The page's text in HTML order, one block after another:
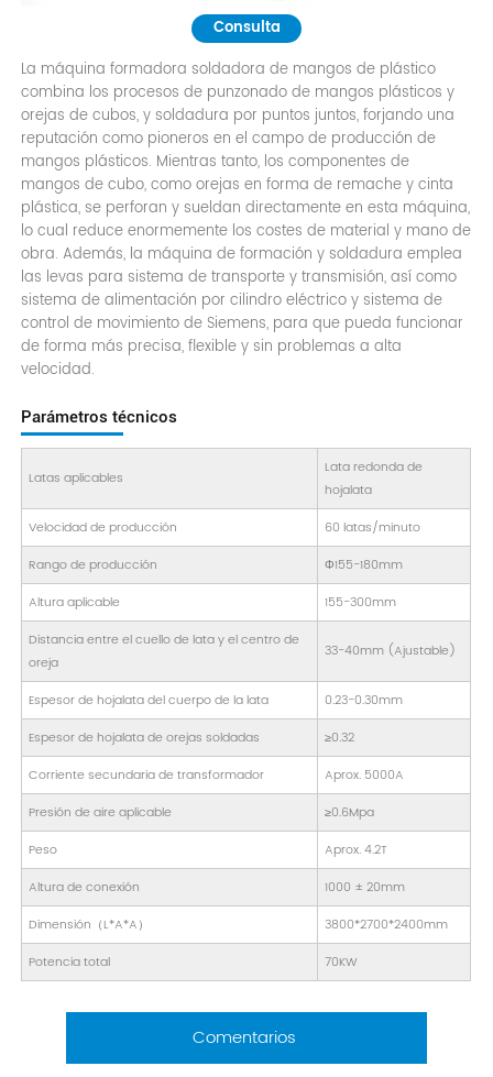
Consulta
La máquina formadora soldadora de mangos de plástico
combina los procesos de punzonado de mangos plásticos y
orejas de cubos, y soldadura por puntos juntos, forjando una
reputación como pioneros en el campo de producción de
mangos plásticos. Mientras tanto, los componentes de
mangos de cubo, como orejas en forma de remache y cinta
plástica, se perforan y sueldan directamente en esta máquina,
lo cual reduce enormemente los costes de material y mano de
obra. Además, la máquina de formación y soldadura emplea
las levas para sistema de transporte y transmisión, así como
sistema de alimentación por cilindro eléctrico y sistema de
control de movimiento de Siemens, para que pueda funcionar
de forma más precisa, flexible y sin problemas a alta
velocidad.
Parámetros técnicos
Latas aplicables
Lata redonda de
hojalata
Velocidad de producción
60 latas/minuto
Rango de producción
Φ155-180mm
Altura aplicable
155-300mm
Distancia entre el cuello de lata y el centro de
oreja
33-40mm (Ajustable)
Espesor de hojalata del cuerpo de la lata
0.23-0.30mm
Espesor de hojalata de orejas soldadas
≥0.32
Corriente secundaria de transformador
Aprox. 5000A
Presión de aire aplicable
≥0.6Mpa
Peso
Aprox. 4.2T
Altura de conexión
1000 ± 20mm
Dimensión（L*A*A）
3800*2700*2400mm
Potencia total
70KW
Comentarios